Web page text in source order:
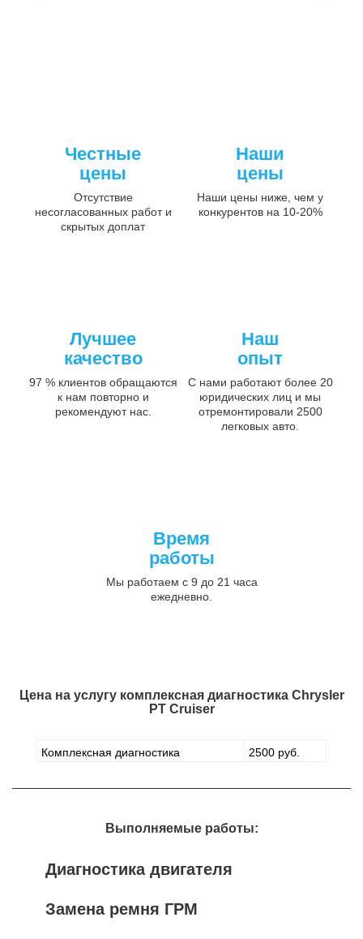
Честные
цены
Отсутствие
несогласованных работ и
скрытых доплат
Наши
цены
Наши цены ниже, чем у
конкурентов на 10-20%
Лучшее
качество
97 % клиентов обращаются
к нам повторно и
рекомендуют нас.
Наш
опыт
С нами работают более 20
юридических лиц и мы
отремонтировали 2500
легковых авто.
Время
работы
Мы работаем с 9 до 21 часа
ежедневно.
Цена на услугу комплексная диагностика Chrysler
PT Cruiser
Комплексная диагностика 2500 руб.
Выполняемые работы:
Диагностика двигателя
Замена ремня ГРМ